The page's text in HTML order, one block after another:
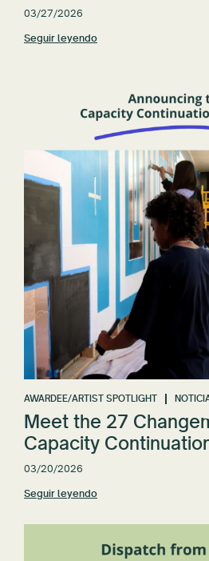
03/27/2026
Seguir leyendo
AWARDEE/ARTIST SPOTLIGHT
Meet the 27
Capacity
03/20/2026
Seguir leyendo